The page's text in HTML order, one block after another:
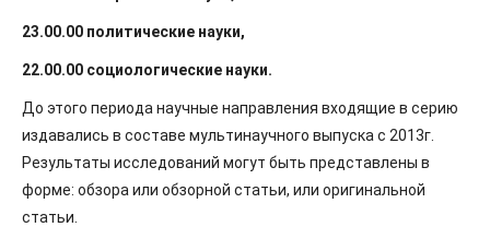
23.00.00 политические науки,
22.00.00 социологические науки.
До этого периода научные направления входящие в серию
издавались в составе мультинаучного выпуска с 2013г.
Результаты исследований могут быть представлены в
форме: обзора или обзорной статьи, или оригинальной
статьи.